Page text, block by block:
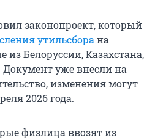
законопроект, который
утильсборана
Белоруссии, Казахстана,
уже внесли на
изменения могут
2026 года.
физлица ввозят из